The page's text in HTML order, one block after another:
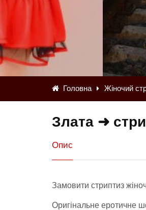
Головна Жіночий
Злата ➜
Опис
Замовити стриптиз
Оригінальне еротичне